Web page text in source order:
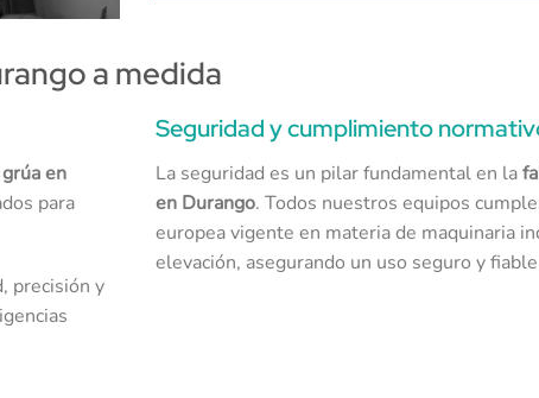
a medida
en
para
precisión y
Seguridad y cumplimiento
La seguridad es un pilar fundamental en la
en Durango. Todos nuestros equipos
europea vigente en materia de maquinaria
elevación, asegurando un uso seguro y